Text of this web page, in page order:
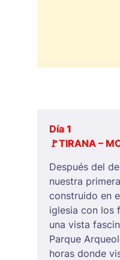
Día 1
🚩TIRANA –
Después del
nuestra
construido en
iglesia con los
una vista
Parque
horas donde